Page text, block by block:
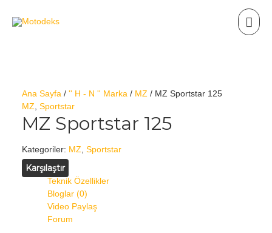
Ana Sayfa / '' H - N '' Marka / MZ / MZ Sportstar 125
MZ Sportstar
MZ Sportstar 125
Kategoriler: MZ Sportstar
Karşılaştır
Teknik Özellikler
Bloglar (0)
Video Paylaş
Forum